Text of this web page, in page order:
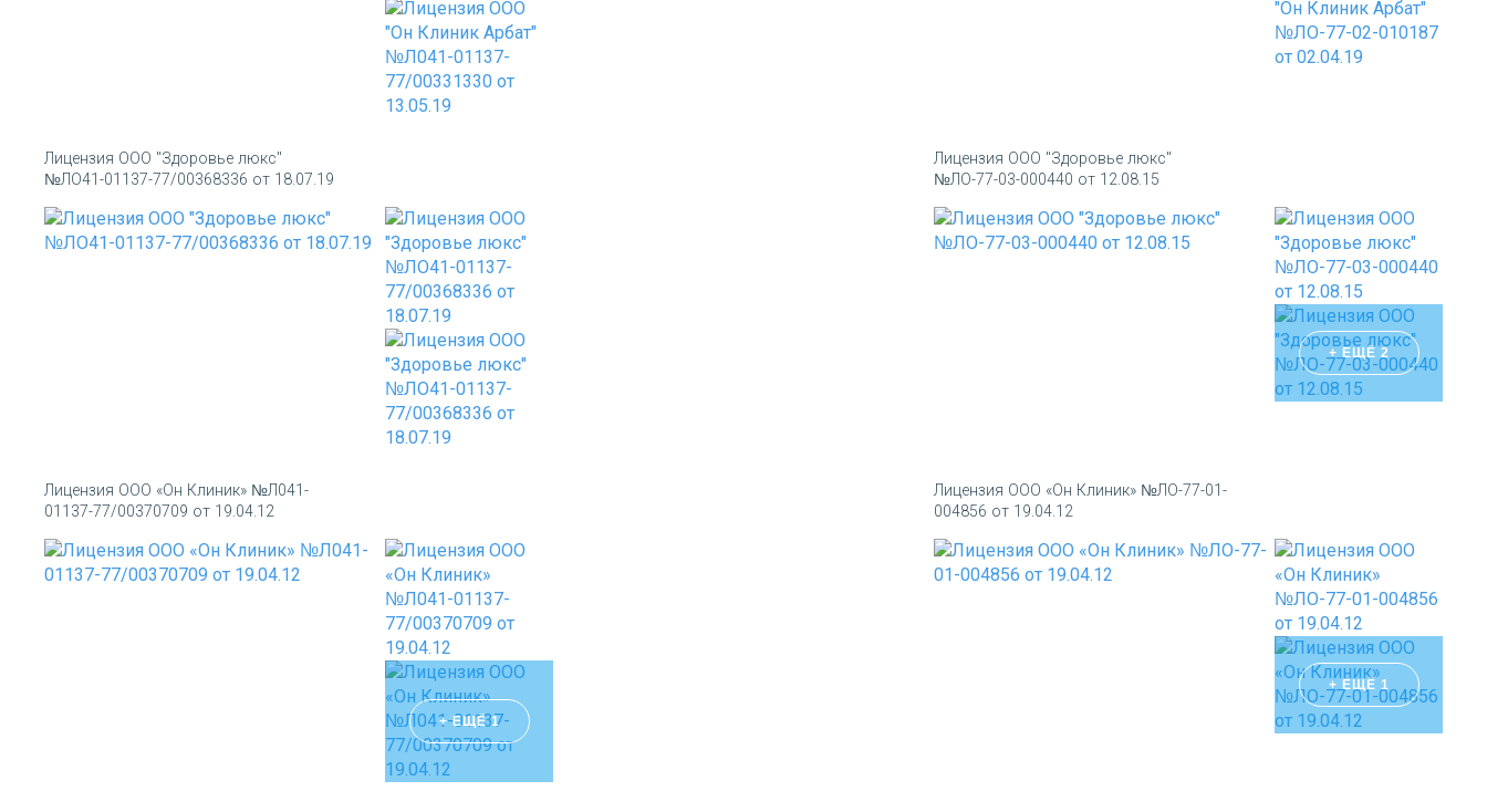
Лицензия ООО "Здоровье люкс"
№ЛО41-01137-77/00368336 от 18.07.19
Лицензия ООО "Здоровье люкс"
№ЛО-77-03-000440 от 12.08.15
+ ЕЩЁ 2
Лицензия ООО «Он Клиник» №Л041-
01137-77/00370709 от 19.04.12
+ ЕЩЁ 1
Лицензия ООО «Он Клиник» №ЛО-77-01-
004856 от 19.04.12
+ ЕЩЁ 1